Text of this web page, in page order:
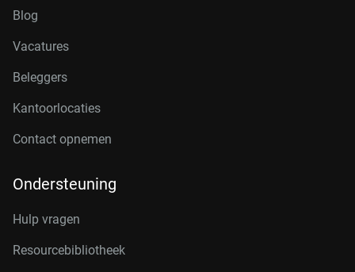
Blog
Vacatures
Beleggers
Kantoorlocaties
Contact opnemen
Ondersteuning
Hulp vragen
Resourcebibliotheek